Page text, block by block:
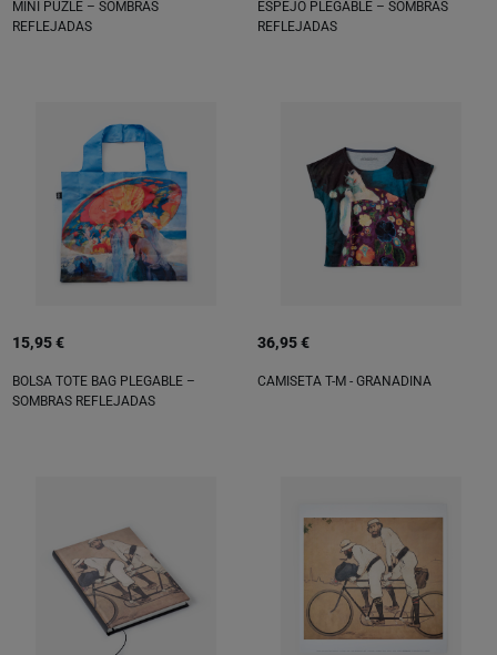
MINI PUZLE – SOMBRAS
REFLEJADAS
ESPEJO PLEGABLE – SOMBRAS
REFLEJADAS
15,95 €
BOLSA TOTE BAG PLEGABLE –
SOMBRAS REFLEJADAS
36,95 €
CAMISETA T-M - GRANADINA